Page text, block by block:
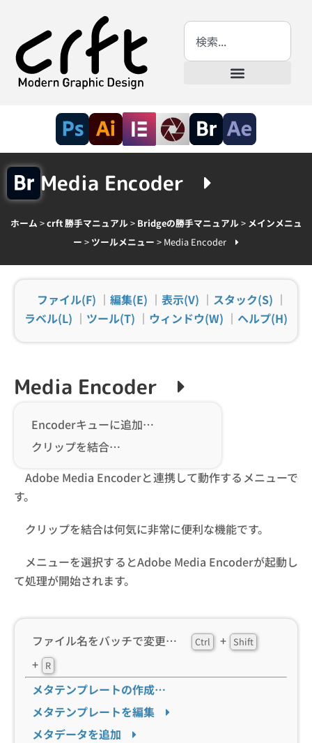
Media Encoder
ホーム >crft 勝手マニュアル> Bridgeの勝手マニュアル> メインメニュ
ー > ツールメニュー > Media Encoder
ファイル(F) ｜ 編集(E) ｜ 表示(V) ｜ スタック(S) ｜
ラベル(L) ｜ ツール(T) ｜ ウィンドウ(W) ｜ ヘルプ(H)
ファイル名をバッチで変更… Ctrl + Shift
+ R
メタテンプレートの作成…
メタテンプレートを編集
メタデータを追加
Media Encoder
Encoderキューに追加…
クリップを結合…
Adobe Media Encoderと連携して動作するメニューで
す。
クリップを結合は何気に非常に便利な機能です。
メニューを選択するとAdobe Media Encoderが起動し
て処理が開始されます。